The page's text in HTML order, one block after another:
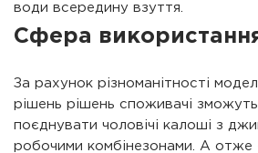
води всередину взуття.
Сфера
За рахунок різноманітності
рішень рішень споживачі зможуть
поєднувати чоловічі калоші з
робочими комбінезонами. А отже